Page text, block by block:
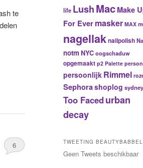
te
6
life LushMacMake
For Evermasker MAX
nagellaknailpolish
notm NYCoogschaduw
opgemaakt p2 Palette
persoonlijk Rimmel
Sephorashoplog sydney
Too Faced urban
decay
TWEETING
Geen Tweets beschikbaar